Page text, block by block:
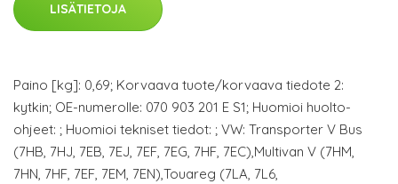
LISÄTIETOJA
Paino [kg]: 0,69; Korvaava tuote/korvaava tiedote 2:
kytkin; OE-numerolle: 070 903 201 E S1; Huomioi huolto-
ohjeet: ; Huomioi tekniset tiedot: ; VW: Transporter V Bus
(7HB, 7HJ, 7EB, 7EJ, 7EF, 7EG, 7HF, 7EC),Multivan V (7HM,
7HN, 7HF, 7EF, 7EM, 7EN),Touareg (7LA, 7L6,